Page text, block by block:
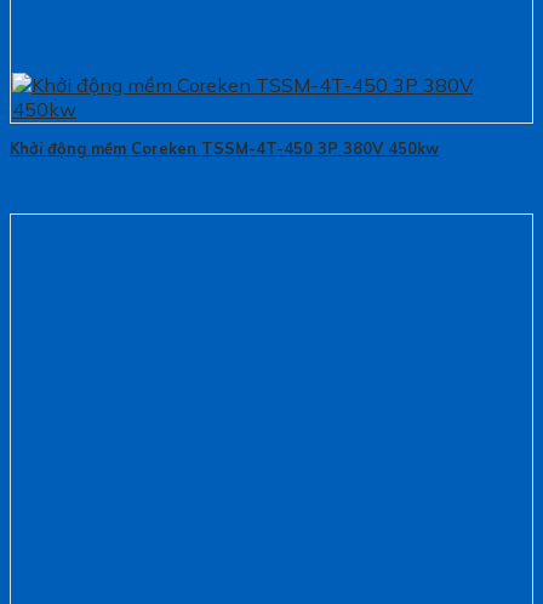
Khởi động mềm Coreken TSSM-4T-450 3P 380V 450kw